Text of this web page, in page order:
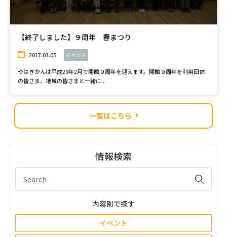
【終了しました】９周年 春まつり
2017.03.05 イベント
やはぎかんは平成29年2月で開館９周年を迎えます。開館９周年を利用団体
の皆さま、地域の皆さまと一緒に...
一覧はこちら
情報検索
内容別で探す
イベント